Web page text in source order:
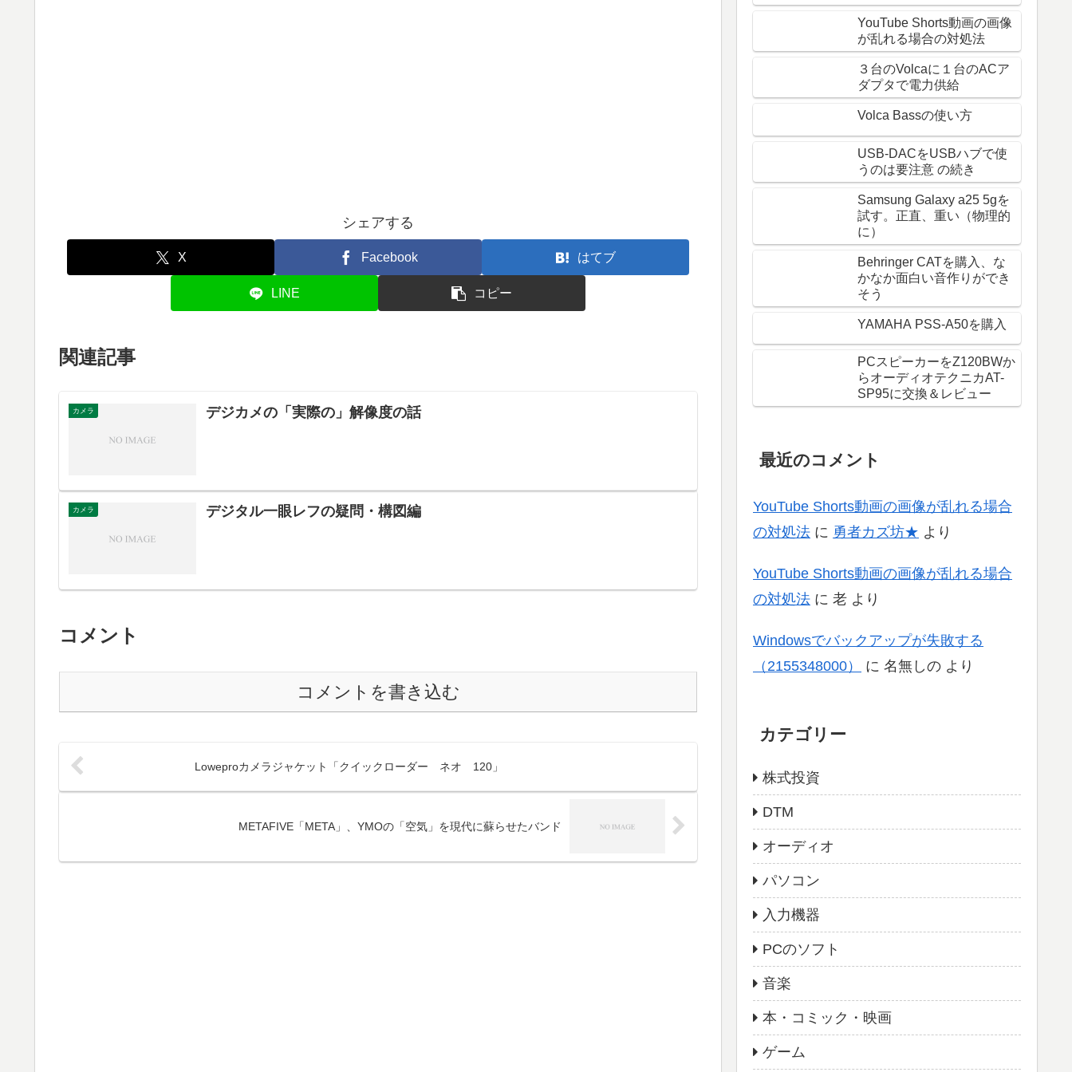
シェアする
X Facebook はてブ
LINE コピー
関連記事
カメラ デジカメの「実際の」解像度の話
カメラ デジタル一眼レフの疑問・構図編
コメント
コメントを書き込む
Loweproカメラジャケット「クイックローダー ネオ 120」
METAFIVE「META」、YMOの「空気」を現代に蘇らせたバンド
YouTube Shorts動画の画像
が乱れる場合の対処法
３台のVolcaに１台のACア
ダプタで電力供給
Volca Bassの使い方
USB-DACをUSBハブで使
うのは要注意 の続き
Samsung Galaxy a25 5gを
試す。正直、重い（物理的
に）
Behringer CATを購入、な
かなか面白い音作りができ
そう
YAMAHA PSS-A50を購入
PCスピーカーをZ120BWか
らオーディオテクニカAT-
SP95に交換＆レビュー
最近のコメント
YouTube Shorts動画の画像が乱れる場合
の対処法 に 勇者カズ坊★ より
YouTube Shorts動画の画像が乱れる場合
の対処法 に 老 より
Windowsでバックアップが失敗する
（2155348000）
に 名無しの より
カテゴリー
株式投資
DTM
オーディオ
パソコン
入力機器
PCのソフト
音楽
本・コミック・映画
ゲーム